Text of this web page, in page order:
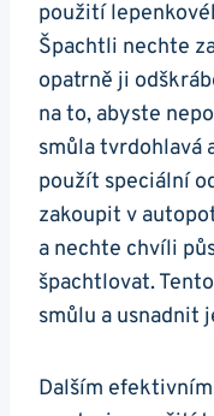
použití
Špachtli nechte
opatrně ji
na to, abyste
smůla tvrdohlavá
použít speciální
zakoupit v
a nechte chvíli
špachtlovat.
smůlu a usnadnit
Dalším